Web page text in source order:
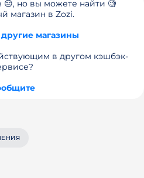
😔, но вы можете найти 🧐
магазин в Zozi.
магазины
в другом кэшбэк-